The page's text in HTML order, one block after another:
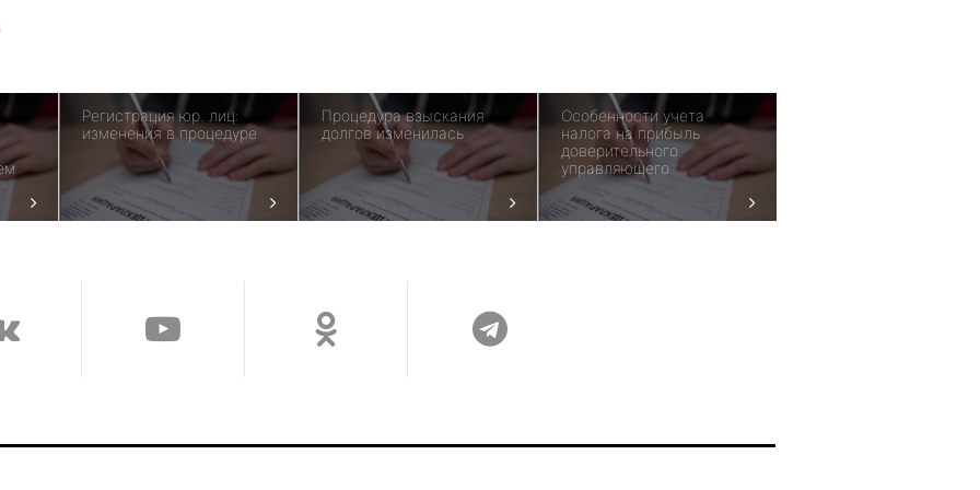
Регистрация юр. лиц:
изменения в процедуре
Процедура взыскания
долгов изменилась
Особенности учета
налога на прибыль
доверительного
управляющего